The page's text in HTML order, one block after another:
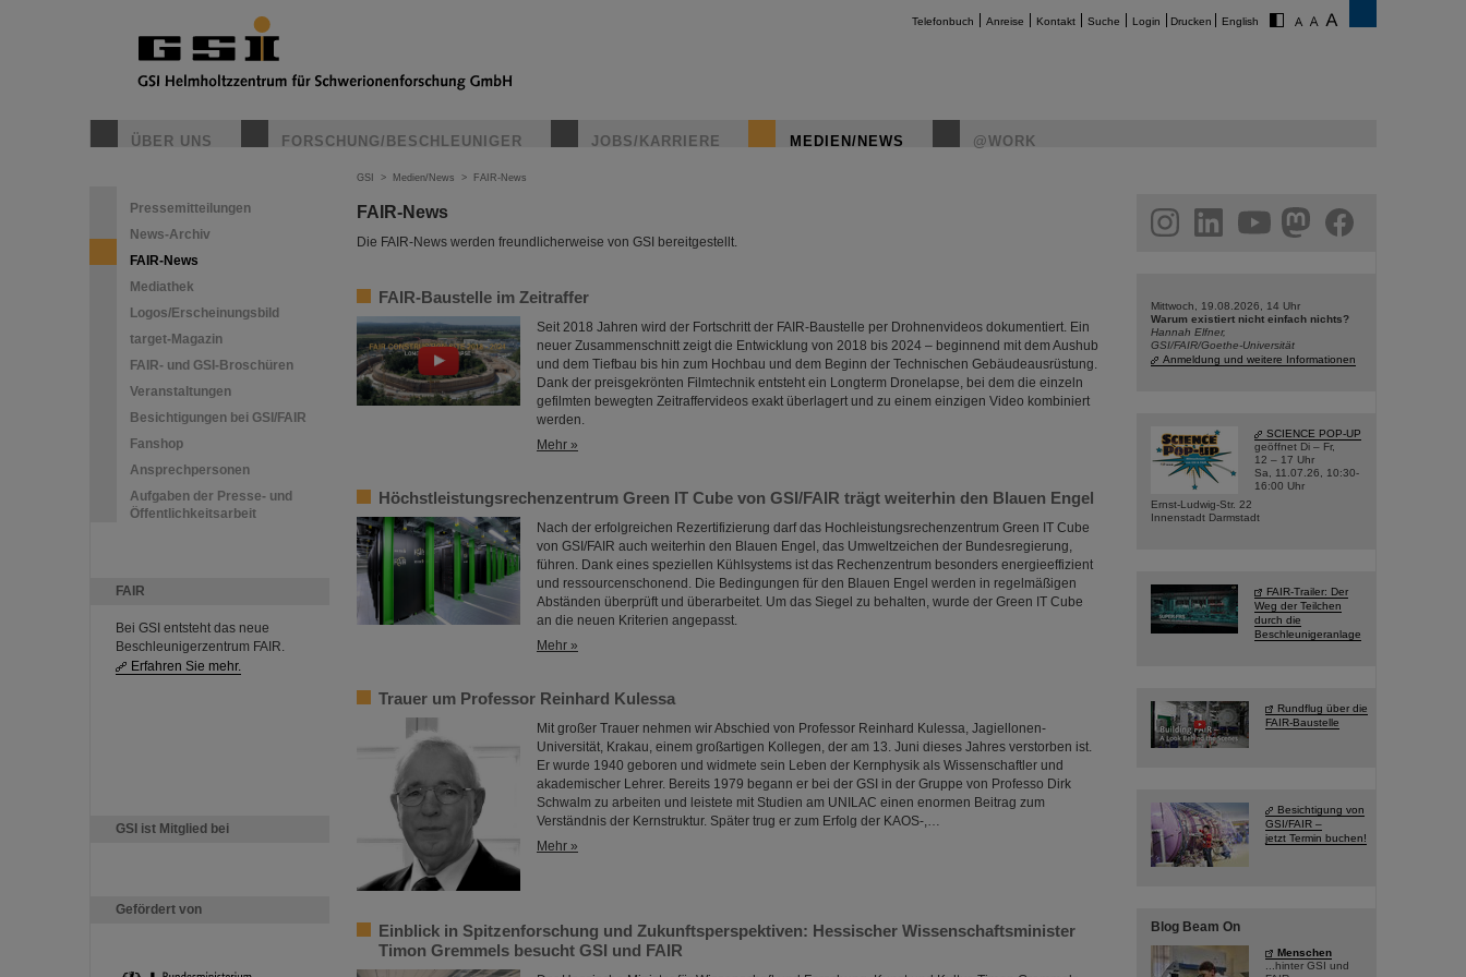
Telefonbuch Anreise Kontakt Suche Login Drucken English
ÜBER UNS FORSCHUNG/BESCHLEUNIGER JOBS/KARRIERE MEDIEN/NEWS @WORK
Pressemitteilungen
News-Archiv
FAIR-News
Mediathek
Logos/Erscheinungsbild
target-Magazin
FAIR- und GSI-Broschüren
Veranstaltungen
Besichtigungen bei GSI/FAIR
Fanshop
Ansprechpersonen
Aufgaben der Presse- und
Öffentlichkeitsarbeit
FAIR
Bei GSI entsteht das neue
Beschleunigerzentrum FAIR.
Erfahren Sie mehr.
GSI ist Mitglied bei
Gefördert von
GSI > Medien/News > FAIR-News
FAIR-News
Die FAIR-News werden freundlicherweise von GSI bereitgestellt.
FAIR-Baustelle im Zeitraffer
Seit 2018 Jahren wird der Fortschritt der FAIR-Baustelle per Drohnenvideos dokumentiert. Ein
neuer Zusammenschnitt zeigt die Entwicklung von 2018 bis 2024 – beginnend mit dem Aushub
und dem Tiefbau bis hin zum Hochbau und dem Beginn der Technischen Gebäudeausrüstung.
Dank der preisgekrönten Filmtechnik entsteht ein Longterm Dronelapse, bei dem die einzeln
gefilmten bewegten Zeitraffervideos exakt überlagert und zu einem einzigen Video kombiniert
werden.
Mehr »
Höchstleistungsrechenzentrum Green IT Cube von GSI/FAIR trägt weiterhin den Blauen Engel
Nach der erfolgreichen Rezertifizierung darf das Hochleistungsrechenzentrum Green IT Cube
von GSI/FAIR auch weiterhin den Blauen Engel, das Umweltzeichen der Bundesregierung,
führen. Dank eines speziellen Kühlsystems ist das Rechenzentrum besonders energieeffizient
und ressourcenschonend. Die Bedingungen für den Blauen Engel werden in regelmäßigen
Abständen überprüft und überarbeitet. Um das Siegel zu behalten, wurde der Green IT Cube
an die neuen Kriterien angepasst.
Mehr »
Trauer um Professor Reinhard Kulessa
Mit großer Trauer nehmen wir Abschied von Professor Reinhard Kulessa, Jagiellonen-
Universität, Krakau, einem großartigen Kollegen, der am 13. Juni dieses Jahres verstorben ist.
Er wurde 1940 geboren und widmete sein Leben der Kernphysik als Wissenschaftler und
akademischer Lehrer. Bereits 1979 begann er bei der GSI in der Gruppe von Professo Dirk
Schwalm zu arbeiten und leistete mit Studien am UNILAC einen enormen Beitrag zum
Verständnis der Kernstruktur. Später trug er zum Erfolg der KAOS-,…
Mehr »
Einblick in Spitzenforschung und Zukunftsperspektiven: Hessischer Wissenschaftsminister
Timon Gremmels besucht GSI und FAIR
facebook
Mittwoch, 19.08.2026, 14 Uhr
Warum existiert nicht einfach nichts?
Hannah Elfner,
GSI/FAIR/Goethe-Universität
Anmeldung und weitere Informationen
SCIENCE POP-UP
geöffnet Di – Fr,
12 – 17 Uhr
Sa, 11.07.26, 10:30-
16:00 Uhr
Ernst-Ludwig-Str. 22
Innenstadt Darmstadt
FAIR-Trailer: Der
Weg der Teilchen
durch die
Beschleunigeranlage
Rundflug über die
FAIR-Baustelle
Besichtigung von
GSI/FAIR –
jetzt Termin buchen!
Blog Beam On
Menschen
...hinter GSI und